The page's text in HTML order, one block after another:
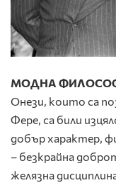
МОДНА
Онези, които са
Фере, са били
добър характер,
– безкрайна
желязна